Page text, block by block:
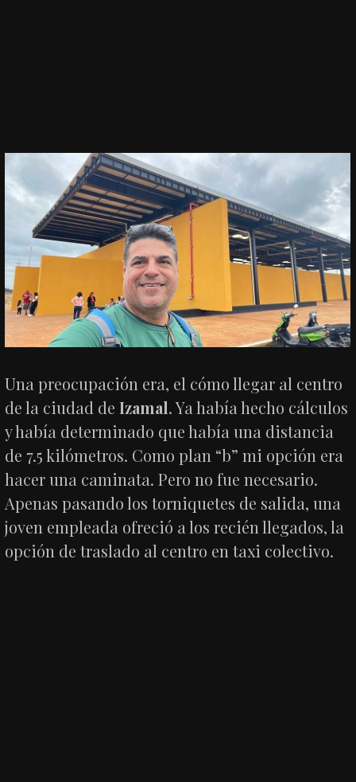
Una preocupación era, el cómo llegar al centro
de la ciudad deIzamal. Ya había hecho cálculos
y había determinado que había una distancia
de 7.5 kilómetros. Como plan “b” mi opción era
hacer una caminata. Pero no fue necesario.
Apenas pasando los torniquetes de salida, una
joven empleada ofreció a los recién llegados, la
opción de traslado al centro en taxi colectivo.